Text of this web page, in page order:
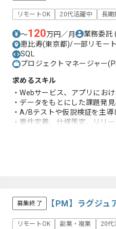
リモートOK 20代活躍中 長期
〜120万円／月 業務委託
恵比寿(東京都)/一部リモート
SQL
プロジェクトマネージャー
求めるスキル
・Webサービス、アプリにお
・データをもとにした課題発
・A/Bテストや仮説検証を主
・要件定義、仕様策定、リリ
募集終了 【PM】ラグジ
リモートOK 副業・複業 20代